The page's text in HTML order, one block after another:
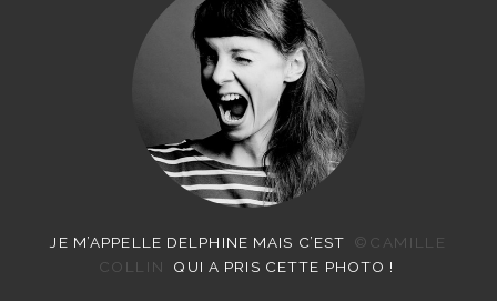
JE M’APPELLE DELPHINE MAIS C’EST
©CAMILLE
COLLIN
QUI A PRIS CETTE PHOTO !